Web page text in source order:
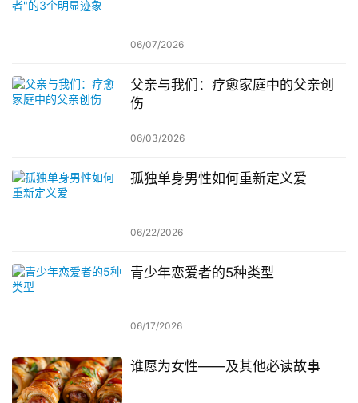
06/07/2026
父亲与我们：疗愈家庭中的父亲创
伤
06/03/2026
孤独单身男性如何重新定义爱
06/22/2026
青少年恋爱者的5种类型
06/17/2026
谁愿为女性——及其他必读故事